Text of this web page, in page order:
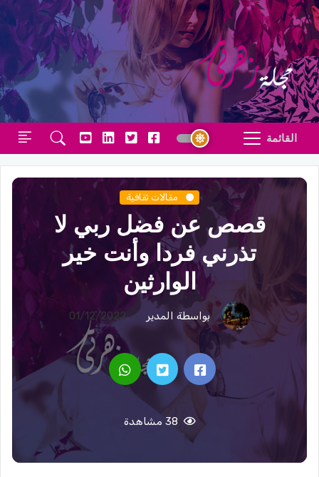
القائمة
مقالات ثقافية
قصص عن فضل ربي لا
تذرني فردا وأنت خير
الوارثين
بواسطة المدير 01/12/2022